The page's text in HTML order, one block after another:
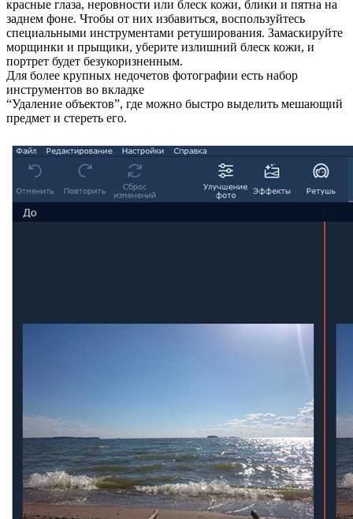
красные глаза, неровности или блеск кожи, блики и пятна на
заднем фоне. Чтобы от них избавиться, воспользуйтесь
специальными инструментами ретуширования. Замаскируйте
морщинки и прыщики, уберите излишний блеск кожи, и
портрет будет безукоризненным.
Для более крупных недочетов фотографии есть набор
инструментов во вкладке
“Удаление объектов”, где можно быстро выделить мешающий
предмет и стереть его.